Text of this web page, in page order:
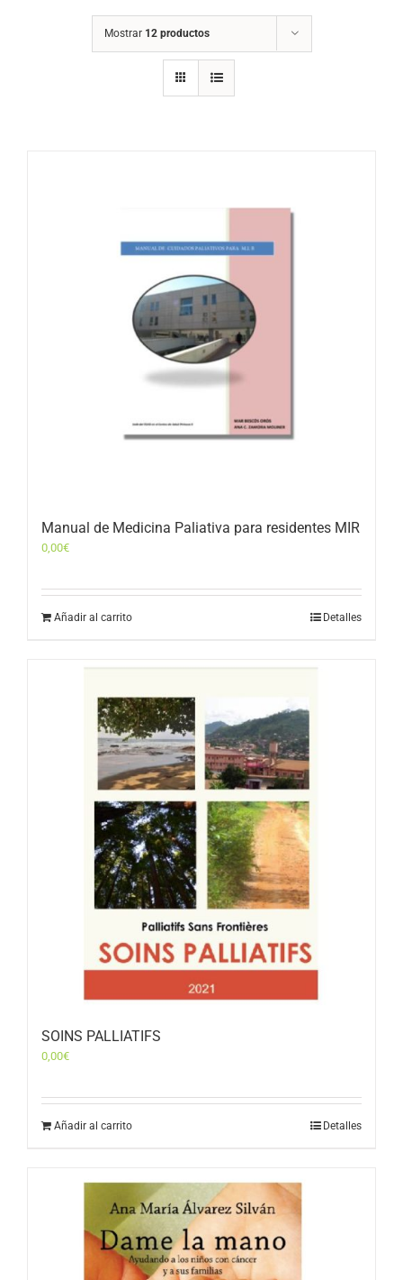
Mostrar 12 productos
Manual de Medicina Paliativa para residentes MIR
0,00€
Añadir al carrito Detalles
SOINS PALLIATIFS
0,00€
Añadir al carrito Detalles